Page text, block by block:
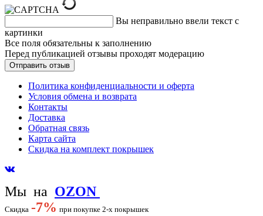
Вы неправильно ввели текст с
картинки
Все поля обязательны к заполнению
Перед публикацией отзывы проходят модерацию
Политика конфиденциальности и оферта
Условия обмена и возврата
Контакты
Доставка
Обратная связь
Карта сайта
Скидка на комплект покрышек
Мы на OZON
Скидка -7% при покупке 2-х покрышек